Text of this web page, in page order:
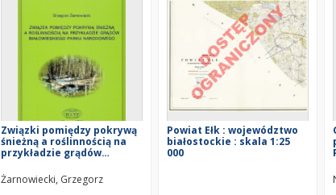
Związki pomiędzy pokrywą
śnieżną a roślinnością na
przykładzie grądów
Narodowego =
Relationships between
Żarnowiecki, Grzegorz
Powiat Ełk : województwo
białostockie : skala 1:25
000